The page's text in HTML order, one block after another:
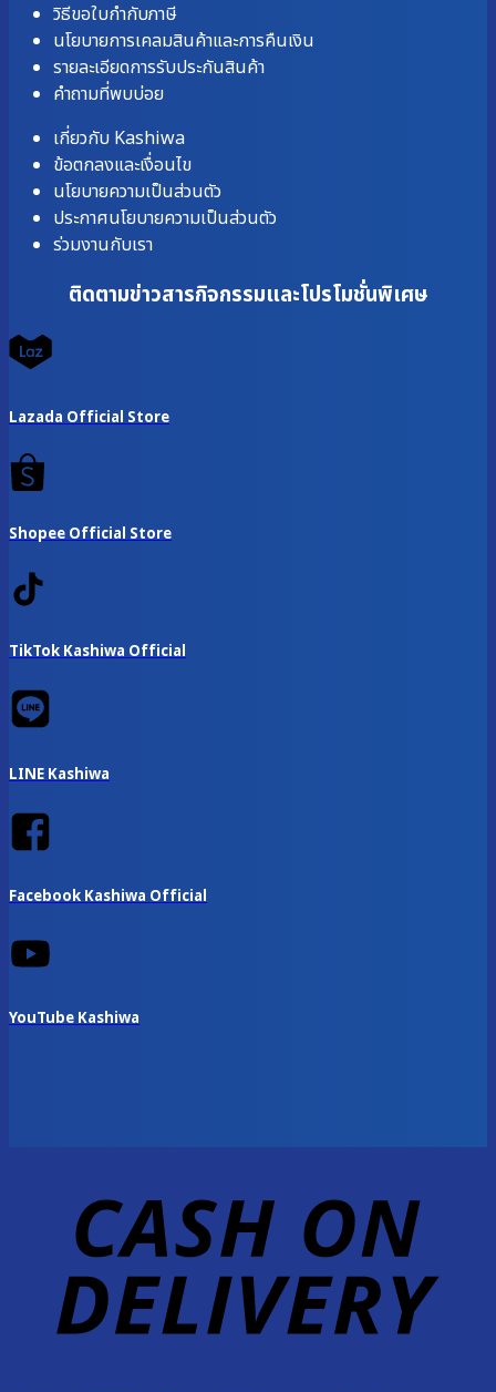
วิธีขอใบกำกับภาษี
นโยบายการเคลมสินค้าและการคืนเงิน
รายละเอียดการรับประกันสินค้า
คำถามที่พบบ่อย
เกี่ยวกับ Kashiwa
ข้อตกลงและเงื่อนไข
นโยบายความเป็นส่วนตัว
ประกาศนโยบายความเป็นส่วนตัว
ร่วมงานกับเรา
ติดตามข่าวสารกิจกรรมและโปรโมชั่นพิเศษ
Lazada Official Store
Shopee Official Store
TikTok Kashiwa Official
LINE Kashiwa
Facebook Kashiwa Official
YouTube Kashiwa